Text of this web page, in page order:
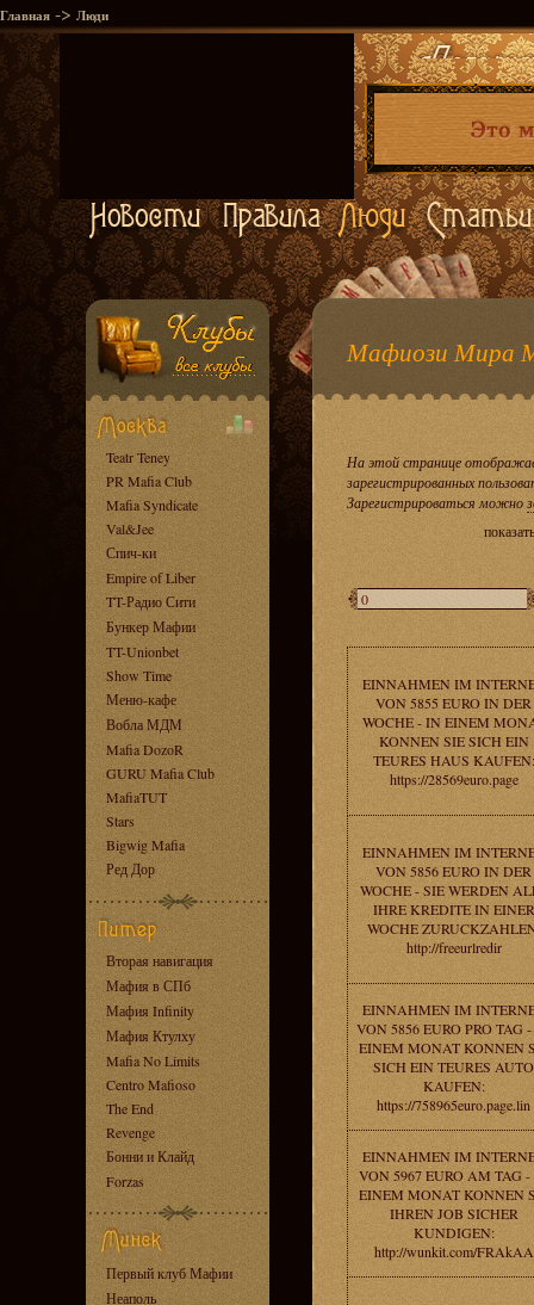
Главная -> Люди
Teatr Teney
PR Mafia Club
Mafia Syndicate
Val&Jee
Спич-ки
Empire of Liber
TT-Радио Сити
Бункер Мафии
TT-Unionbet
Show Time
Меню-кафе
Вобла МДМ
Mafia DozoR
GURU Mafia Club
MafiaTUT
Stars
Bigwig Mafia
Ред Дор
Вторая навигация
Мафия в СПб
Мафия Infinity
Мафия Ктулху
Mafia No Limits
Centro Mafioso
The End
Revenge
Бонни и Клайд
Forzas
Первый клуб Мафии
Неаполь
Мафиози Мира
На этой странице
зарегистрированных
Зарегистрироваться можно
EINNAHMEN IM
VON 5855 EURO IN DER
WOCHE - IN EINEM
KONNEN SIE SICH EIN
TEURES HAUS KAUFEN:
https://28569euro.page
EINNAHMEN IM
VON 5856 EURO IN DER
WOCHE - SIE WERDEN
IHRE KREDITE IN EINER
WOCHE
http://freeurlredir
EINNAHMEN IM
VON 5856 EURO PRO TAG
EINEM MONAT KONNEN
SICH EIN TEURES AUTO
KAUFEN:
https://758965euro.page.lin
EINNAHMEN IM
VON 5967 EURO AM TAG
EINEM MONAT KONNEN
IHREN JOB SICHER
KUNDIGEN:
http://wunkit.com/FRAkAA